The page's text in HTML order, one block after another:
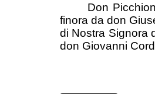
Don
finora da don
di Nostra Signora
don Giovanni